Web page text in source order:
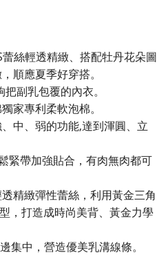
絲輕透精緻、搭配牡丹花朵圖
順應夏季好穿搭。
副乳包覆的內衣。
家專利柔軟泡棉。
中、弱的功能,達到渾圓、立
緊帶加強貼合，有肉無肉都可
精緻彈性蕾絲，利用黃金三角
，打造成時尚美背、黃金力學
集中，營造優美乳溝線條。